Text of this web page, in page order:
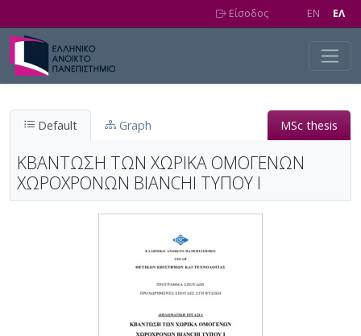
Είσοδος EN EΛ
Default Graph MSc thesis
ΚΒΑΝΤΩΣΗ ΤΩΝ ΧΩΡΙΚΑ ΟΜΟΓΕΝΩΝ
ΧΩΡΟΧΡΟΝΩΝ BIANCHI ΤΥΠΟΥ Ι